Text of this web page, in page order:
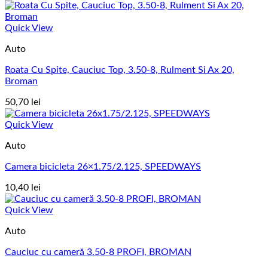
Quick View
Auto
Roata Cu Spite, Cauciuc Top, 3.50-8, Rulment Si Ax 20,
Broman
50,70 lei
Quick View
Auto
Camera bicicleta 26×1.75/2.125, SPEEDWAYS
10,40 lei
Quick View
Auto
Cauciuc cu cameră 3.50-8 PROFI, BROMAN